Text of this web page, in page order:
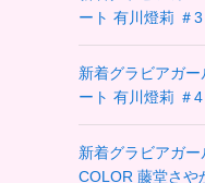
ート 有川燈莉 ＃3
新着グラビアガ
ート 有川燈莉 ＃4
新着グラビアガ
COLOR 藤堂さや